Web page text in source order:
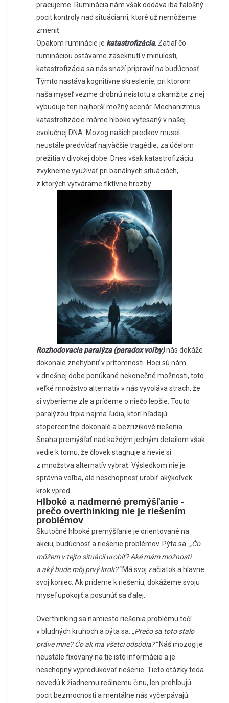
pracujeme. Ruminácia nám však dodáva iba falošný
pocit kontroly nad situáciami, ktoré už nemôžeme
zmeniť.
Opakom ruminácie je katastrofizácia. Zatiaľ čo
rumináciou ostávame zaseknutí v minulosti,
katastrofizácia sa nás snaží pripraviť na budúcnosť.
Týmto nastáva kognitívne skreslenie, pri ktorom
naša myseľ vezme drobnú neistotu a okamžite z nej
vybuduje ten najhorší možný scenár. Mechanizmus
katastrofizácie máme hlboko vytesaný v našej
evolučnej DNA. Mozog našich predkov musel
neustále predvídať najväčšie tragédie, za účelom
prežitia v divokej dobe. Dnes však katastrofizáciu
zvykneme využívať pri banálnych situáciách,
z ktorých vytvárame fiktívne hrozby.
Rozhodovacia paralýza (paradox voľby)nás dokáže
dokonale znehybniť v prítomnosti. Hoci sú nám
v dnešnej dobe ponúkané nekonečné možnosti, toto
veľké množstvo alternatív v nás vyvoláva strach, že
si vyberieme zle a prídeme o niečo lepšie. Touto
paralýzou trpia najmä ľudia, ktorí hľadajú
stopercentne dokonalé a bezrizikové riešenia.
Snaha premýšľať nad každým jedným detailom však
vedie k tomu, že človek stagnuje a nevie si
z množstva alternatív vybrať. Výsledkom nie je
správna voľba, ale neschopnosť urobiť akýkoľvek
krok vpred.
Hlboké a nadmerné premýšľanie -
prečo overthinking nie je riešením
problémov
Skutočné hlboké premýšľanie je orientované na
akciu, budúcnosť a riešenie problémov. Pýta sa: „Čo
môžem v tejto situácii urobiť? Aké mám možnosti
a aký bude môj prvý krok?“Má svoj začiatok a hlavne
svoj koniec. Ak prídeme k riešeniu, dokážeme svoju
myseľ upokojiť a posunúť sa ďalej.
Overthinking sa namiesto riešenia problému točí
v bludných kruhoch a pýta sa: „Prečo sa toto stalo
práve mne? Čo ak ma všetci odsúdia?“Náš mozog je
neustále fixovaný na tie isté informácie a je
neschopný vyprodukovať riešenie. Tieto otázky teda
nevedú k žiadnemu reálnemu činu, len prehlbujú
pocit bezmocnosti a mentálne nás vyčerpávajú.